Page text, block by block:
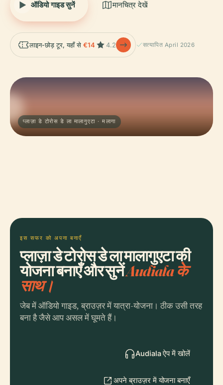
ऑडियो गाइड सुनें मानचित्र देखें
लाइन-छोड़ टूर, यहाँ से €14 4.2 सत्यापित April 2026
प्लाज़ा डे टोरोस डे ला मालागुएटा · मलागा
इस सफर को अपना बनाएँ
प्लाज़ा डे टोरोस डे ला मालागुएटा की
योजना बनाएँ और सुनेंAudiala के
साथ।
जेब में ऑडियो गाइड, ब्राउज़र में यात्रा-योजना। ठीक उसी तरह
बना है जैसे आप असल में घूमते हैं।
Audiala ऐप में खोलें
अपने ब्राउज़र में योजना बनाएँ